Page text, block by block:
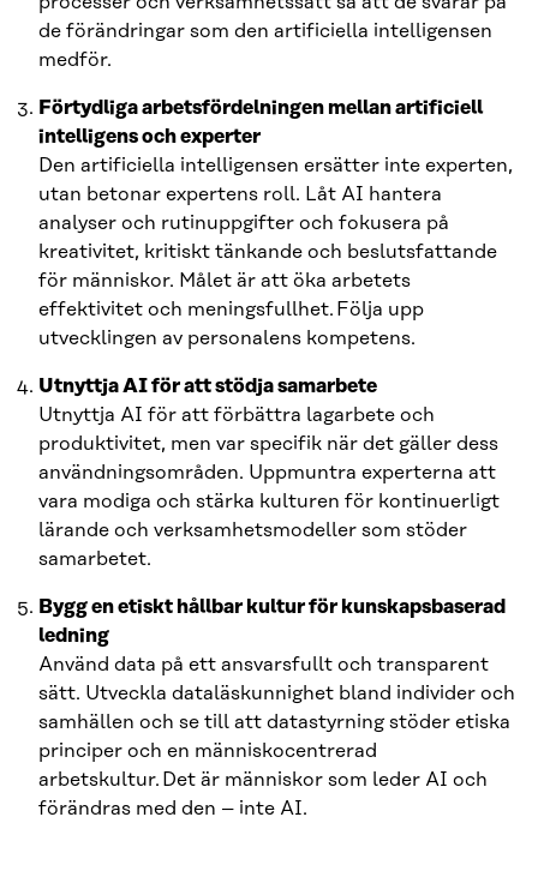
de förändringar som den artificiella intelligensen
medför.
Förtydliga arbetsfördelningen mellan artificiell
intelligens och experter
Den artificiella intelligensen ersätter inte experten,
utan betonar expertens roll. Låt AI hantera
analyser och rutinuppgifter och fokusera på
kreativitet, kritiskt tänkande och beslutsfattande
för människor. Målet är att öka arbetets
effektivitet och meningsfullhet. Följa upp
utvecklingen av personalens kompetens.
Utnyttja AI för att stödja samarbete
Utnyttja AI för att förbättra lagarbete och
produktivitet, men var specifik när det gäller dess
användningsområden. Uppmuntra experterna att
vara modiga och stärka kulturen för kontinuerligt
lärande och verksamhetsmodeller som stöder
samarbetet.
Bygg en etiskt hållbar kultur för kunskapsbaserad
ledning
Använd data på ett ansvarsfullt och transparent
sätt. Utveckla dataläskunnighet bland individer och
samhällen och se till att datastyrning stöder etiska
principer och en människocentrerad
arbetskultur. Det är människor som leder AI och
förändras med den – inte AI.